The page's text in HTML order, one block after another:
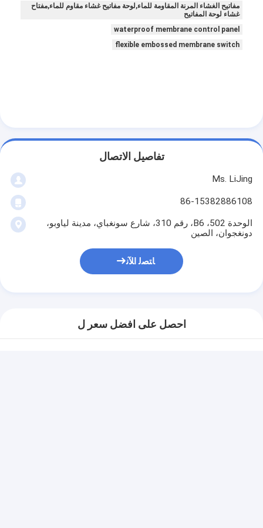
مفاتيح الغشاء المرنة المقاومة للماء,لوحة مفاتيح غشاء مقاوم للماء,مفتاح
غشاء لوحة المفاتيح
waterproof membrane control panel
flexible embossed membrane switch
تفاصيل الاتصال
Ms. LiJing
86-15382886108
الوحدة 502، B6، رقم 310، شارع سونغباي، مدينة لياوبو،
دونغجوان، الصين
ﺎﺘﺼﻟ ﺍﻶﻧ
احصل على افضل سعر ل